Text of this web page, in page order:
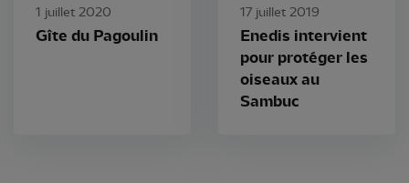
1 juillet 2020
Gîte du Pagoulin
17 juillet 2019
Enedis intervient
pour protéger les
oiseaux au
Sambuc